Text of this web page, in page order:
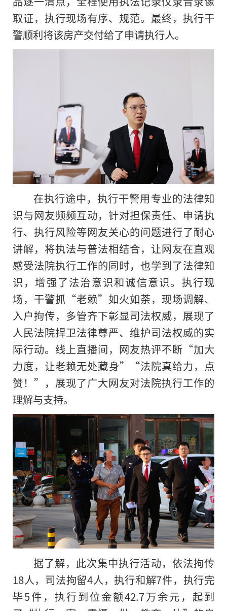
取证，执行现场有序、规范。最终，执行干
警顺利将该房产交付给了申请执行人。
在执行途中，执行干警用专业的法律知
识与网友频频互动，针对担保责任、申请执
行、执行风险等网友关心的问题进行了耐心
讲解，将执法与普法相结合，让网友在直观
感受法院执行工作的同时，也学到了法律知
识，增强了法治意识和诚信意识。执行现
场，干警抓“老赖”如火如荼，现场调解、
入户拘传，多管齐下彰显司法权威，展现了
人民法院捍卫法律尊严、维护司法权威的实
际行动。线上直播间，网友热评不断“加大
力度，让老赖无处藏身”“法院真给力，点
赞！”，展现了广大网友对法院执行工作的
理解与支持。
据了解，此次集中执行活动，依法拘传
18人，司法拘留4人，执行和解7件，执行完
毕5件，执行到位金额42.7万余元，起到